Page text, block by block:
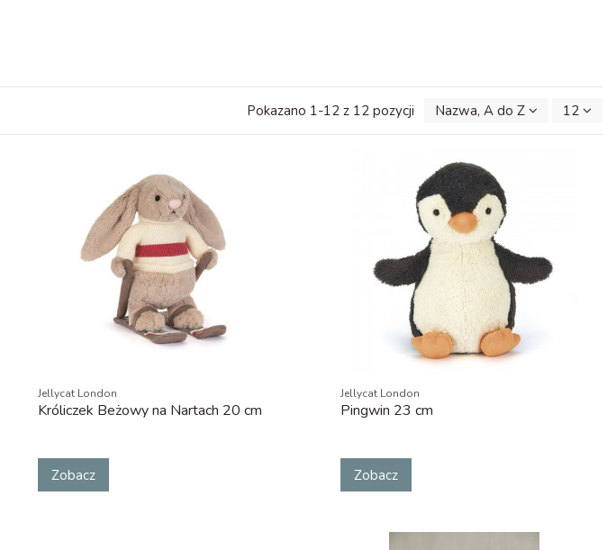
Pokazano 1-12 z 12 pozycji Nazwa, A do Z 12
Jellycat London
Króliczek Beżowy na Nartach 20 cm
Zobacz
Jellycat London
Pingwin 23 cm
Zobacz